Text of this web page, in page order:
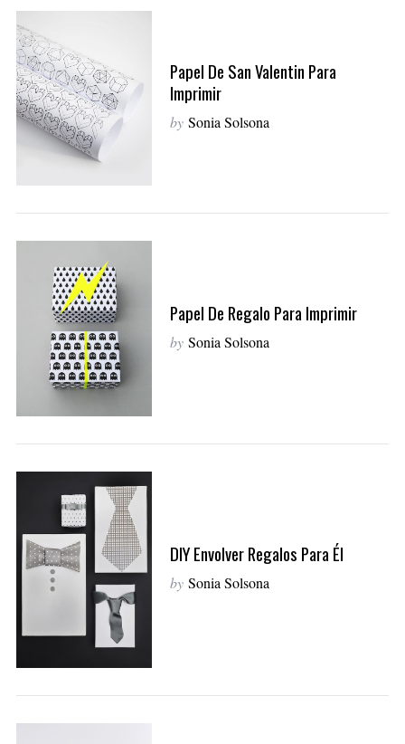
Papel De San Valentin Para
Imprimir
by Sonia Solsona
Papel De Regalo Para Imprimir
by Sonia Solsona
DIY Envolver Regalos Para Él
by Sonia Solsona